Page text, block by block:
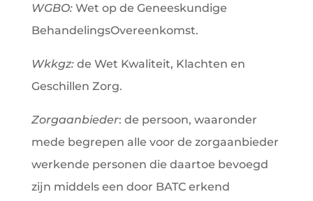
WGBO:Wet op de Geneeskundige
BehandelingsOvereenkomst.
Wkkgz:de Wet Kwaliteit, Klachten en
Geschillen Zorg.
Zorgaanbieder: de persoon, waaronder
mede begrepen alle voor de zorgaanbieder
werkende personen die daartoe bevoegd
zijn middels een door BATC erkend